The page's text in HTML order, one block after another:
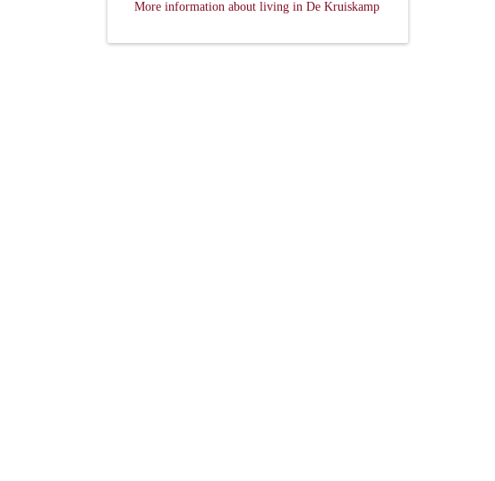
More information about living in De Kruiskamp